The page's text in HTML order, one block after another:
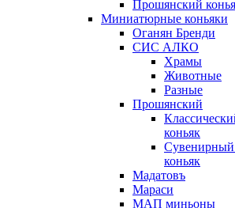
Прошянский
Миниатюрные коньяки
Оганян Бренди
СИС АЛКО
Храмы
Животные
Разные
Прошянский
коньяк
коньяк
Мадатовъ
Мараси
МАП миньоны